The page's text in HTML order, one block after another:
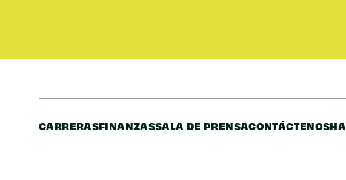
CARRERASFINANZASSALA DE PRENSACONTÁCTENOS